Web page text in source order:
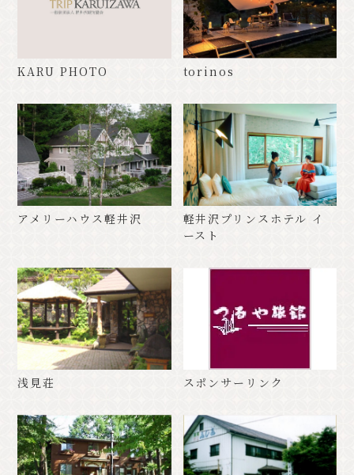
KARU PHOTO torinos
アメリーハウス軽井沢
軽井沢プリンスホテル イ
ースト
浅見荘 スポンサーリンク